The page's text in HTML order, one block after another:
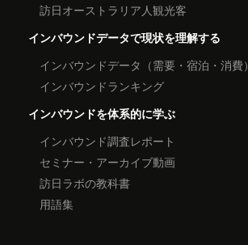
訪日オーストラリア人観光客
インバウンドデータで現状を理解する
インバウンドデータ（需要・宿泊・消費）
インバウンドランキング
インバウンドを体系的に学ぶ
インバウンド調査レポート
セミナー・アーカイブ動画
訪日ラボの教科書
用語集